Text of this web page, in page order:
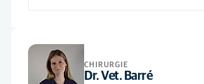
Dentisterie
Dermatologie
Vétérinaire
CHIRURGIE
Dr. Vet. Barré